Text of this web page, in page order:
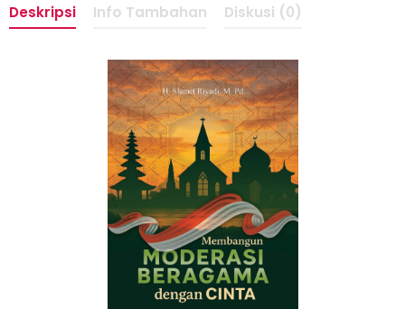
Deskripsi Info Tambahan Diskusi (0)